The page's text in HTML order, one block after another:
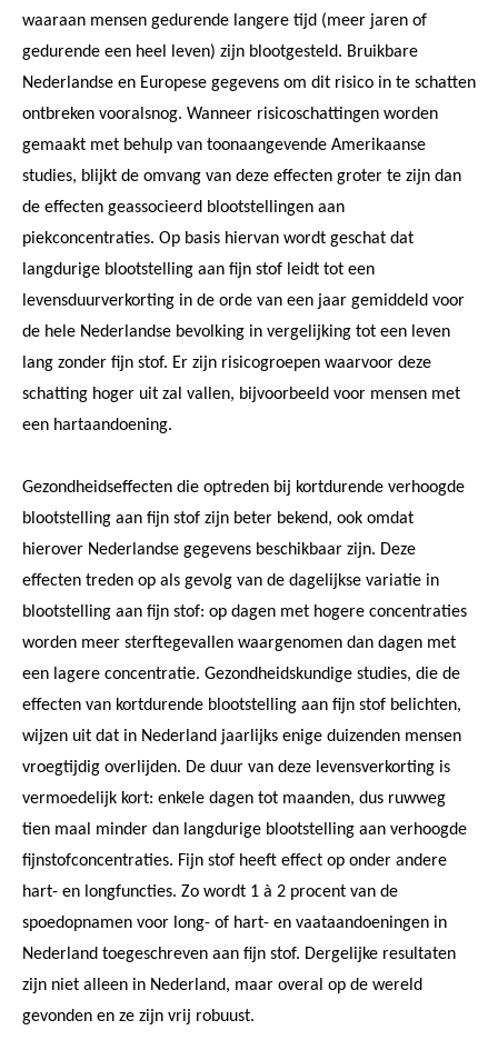
waaraan mensen gedurende langere tijd (meer jaren of
gedurende een heel leven) zijn blootgesteld. Bruikbare
Nederlandse en Europese gegevens om dit risico in te schatten
ontbreken vooralsnog. Wanneer risicoschattingen worden
gemaakt met behulp van toonaangevende Amerikaanse
studies, blijkt de omvang van deze effecten groter te zijn dan
de effecten geassocieerd blootstellingen aan
piekconcentraties. Op basis hiervan wordt geschat dat
langdurige blootstelling aan fijn stof leidt tot een
levensduurverkorting in de orde van een jaar gemiddeld voor
de hele Nederlandse bevolking in vergelijking tot een leven
lang zonder fijn stof. Er zijn risicogroepen waarvoor deze
schatting hoger uit zal vallen, bijvoorbeeld voor mensen met
een hartaandoening.
Gezondheidseffecten die optreden bij kortdurende verhoogde
blootstelling aan fijn stof zijn beter bekend, ook omdat
hierover Nederlandse gegevens beschikbaar zijn. Deze
effecten treden op als gevolg van de dagelijkse variatie in
blootstelling aan fijn stof: op dagen met hogere concentraties
worden meer sterftegevallen waargenomen dan dagen met
een lagere concentratie. Gezondheidskundige studies, die de
effecten van kortdurende blootstelling aan fijn stof belichten,
wijzen uit dat in Nederland jaarlijks enige duizenden mensen
vroegtijdig overlijden. De duur van deze levensverkorting is
vermoedelijk kort: enkele dagen tot maanden, dus ruwweg
tien maal minder dan langdurige blootstelling aan verhoogde
fijnstofconcentraties. Fijn stof heeft effect op onder andere
hart- en longfuncties. Zo wordt 1 à 2 procent van de
spoedopnamen voor long- of hart- en vaataandoeningen in
Nederland toegeschreven aan fijn stof. Dergelijke resultaten
zijn niet alleen in Nederland, maar overal op de wereld
gevonden en ze zijn vrij robuust.